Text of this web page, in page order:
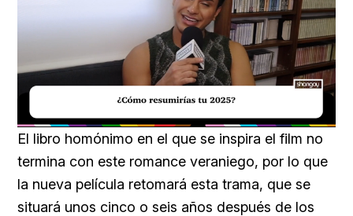
Unmute Loaded:
40.09%
El libro homónimo en el que se inspira el film no
termina con este romance veraniego, por lo que
la nueva película retomará esta trama, que se
situará unos cinco o seis años después de los